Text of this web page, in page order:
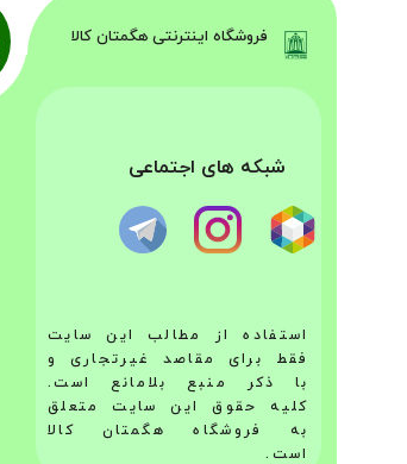
فروشگاه اینترنتی هگمتان کالا
شبکه های اجتماعی
استفاده از مطالب این سایت
فقط برای مقاصد غیرتجاری و
با ذکر منبع بلامانع است.
کلیه حقوق این سایت متعلق
به فروشگاه هگمتان کالا
است.